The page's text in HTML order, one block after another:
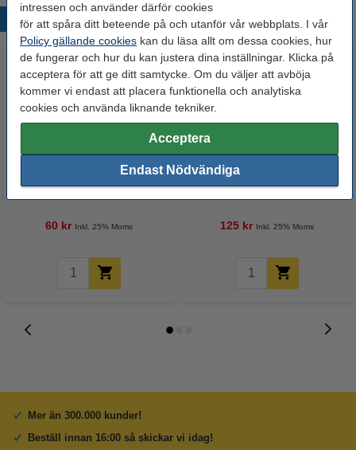
intressen och använder därför cookies
för att spåra ditt beteende på och utanför vår webbplats. I vår
Policy gällande cookies kan du läsa allt om dessa cookies, hur
de fungerar och hur du kan justera dina inställningar. Klicka på
acceptera för att ge ditt samtycke. Om du väljer att avböja
kommer vi endast att placera funktionella och analytiska
cookies och använda liknande tekniker.
Acceptera
Endast Nödvändiga
Populära produkter
Whiteboardpenna 2.5mm |
123ink | sorterade färger | 4st
60 kr Inkl. 25% Moms
Lamineringsfickor A4 80 mik. |
blank | 123ink 100st
125 kr Inkl. 25% Moms
Mer än 300.000 kunder!
Beställ innan 16:00 så skickar vi idag!